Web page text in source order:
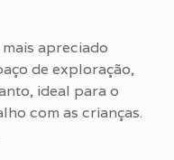
apreciado
de exploração,
ideal para o
com as crianças.